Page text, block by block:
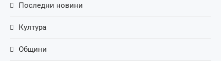
Последни новини
Култура
Общини